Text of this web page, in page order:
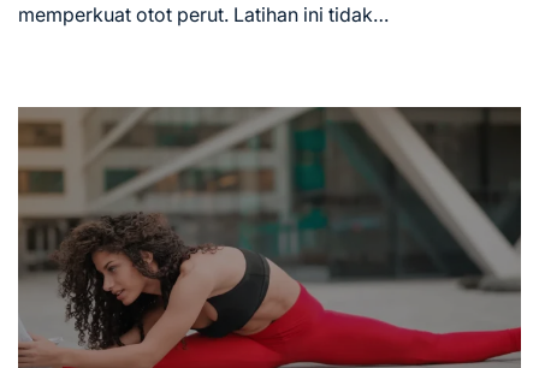
memperkuat otot perut. Latihan ini tidak…